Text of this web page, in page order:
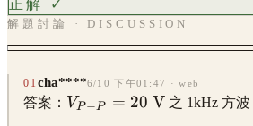
20V
正解 ✓
解題討論 · DISCUSSION
01 cha****6/10 下午01:47 · web
答案： \displaystyle
VP−P = 20 V 之 1kHz 方波